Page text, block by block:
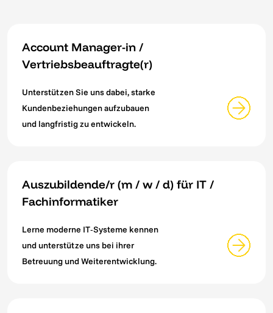
Account Manager-in /
Vertriebsbeauftragte(r)
Unterstützen Sie uns dabei, starke
Kundenbeziehungen aufzubauen
und langfristig zu entwickeln.
Auszubildende/r (m / w / d) für IT /
Fachinformatiker
Lerne moderne IT‑Systeme kennen
und unterstütze uns bei ihrer
Betreuung und Weiterentwicklung.